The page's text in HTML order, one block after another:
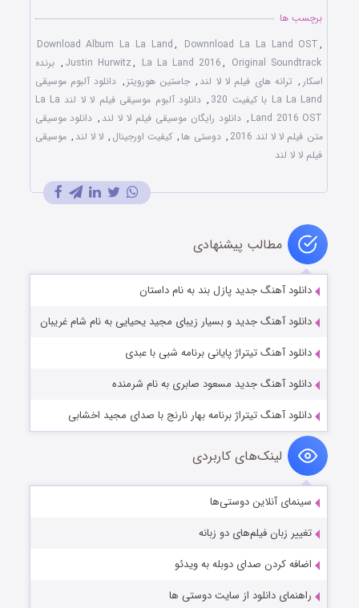
برچسب ها
Download Album La La Land, Downnload La La Land OST,
Justin Hurwitz, La La Land 2016, Original Soundtrack
, برنده
اسکار , ترانه های فیلم لا لا لند , جاستین هورویتز , دانلود آلبوم موسیقی
La La Land با کیفیت 320
,
دانلود آلبوم موسیقی فیلم لا لا لند La La
Land 2016 OST
, دانلود رایگان موسیقی فیلم لا لا لند , دانلود موسیقی
متن فیلم لا لا لند 2016
, دوستی ها , کیفیت اورجینال , لا لا لند , موسیقی
فیلم لا لا لند
مطالب پیشنهادی
دانلود آهنگ جدید پازل بند به نام داستان
دانلود آهنگ جدید و بسیار زیبای مجید یحیایی به نام شام غریبان
دانلود آهنگ تیتراژ پایانی برنامه شبی با عبدی
دانلود آهنگ جدید مسعود صابری به نام شرمنده
دانلود آهنگ تیتراژ برنامه بهار نارنج با صدای مجید اخشابی
لینک‌های کاربردی
سینمای آنلاین دوستی‌ها
تغییر زبان فیلم‌های دو زبانه
اضافه کردن صدای دوبله به ویدئو
راهنمای دانلود از سایت دوستی ها